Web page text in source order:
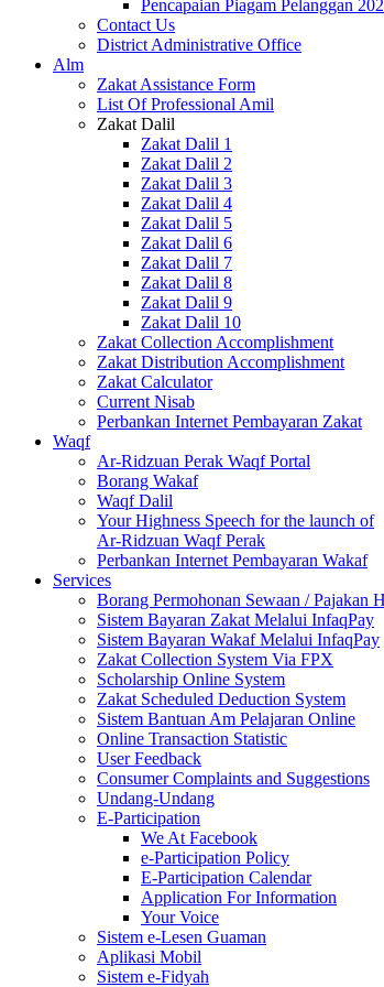
Pencapaian Piagam Pelanggan
Contact Us
District Administrative Office
Alm
Zakat Assistance Form
List Of Professional Amil
Zakat Dalil
Zakat Dalil 1
Zakat Dalil 2
Zakat Dalil 3
Zakat Dalil 4
Zakat Dalil 5
Zakat Dalil 6
Zakat Dalil 7
Zakat Dalil 8
Zakat Dalil 9
Zakat Dalil 10
Zakat Collection Accomplishment
Zakat Distribution Accomplishment
Zakat Calculator
Current Nisab
Perbankan Internet Pembayaran Zakat
Waqf
Ar-Ridzuan Perak Waqf Portal
Borang Wakaf
Waqf Dalil
Your Highness Speech for the launch of
Ar-Ridzuan Waqf Perak
Perbankan Internet Pembayaran Wakaf
Services
Borang Permohonan Sewaan / Pajakan
Sistem Bayaran Zakat Melalui InfaqPay
Sistem Bayaran Wakaf Melalui InfaqPay
Zakat Collection System Via FPX
Scholarship Online System
Zakat Scheduled Deduction System
Sistem Bantuan Am Pelajaran Online
Online Transaction Statistic
User Feedback
Consumer Complaints and Suggestions
Undang-Undang
E-Participation
We At Facebook
e-Participation Policy
E-Participation Calendar
Application For Information
Your Voice
Sistem e-Lesen Guaman
Aplikasi Mobil
Sistem e-Fidyah